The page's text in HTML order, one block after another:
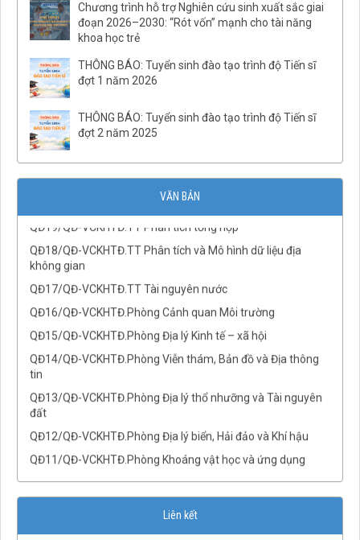
Chương trình hỗ trợ Nghiên cứu sinh xuất sắc giai
đoạn 2026–2030: “Rót vốn” mạnh cho tài năng
khoa học trẻ
THÔNG BÁO: Tuyển sinh đào tạo trình độ Tiến sĩ
đợt 1 năm 2026
THÔNG BÁO: Tuyển sinh đào tạo trình độ Tiến sĩ
đợt 2 năm 2025
VĂN BẢN
QĐ27/QĐ-VCKHTĐ.TT Báo tin động đất và cảnh báo sóng
thần
QĐ25/QĐ-VCKHTĐ.Phòng Địa mạo biển
QĐ24/QĐ-VCKHTĐ.Phòng Địa chất và khoáng sản biển
QĐ23/QĐ-VCKHTĐ.TT Địa môi trường và TBĐCB
QĐ22/QĐ-VCKHTĐ.TT Nghiên cứu ĐVLB
QĐ20/QĐ-VCKHTĐ.TT Quan trắc đa ngành
QĐ19/QĐ-VCKHTĐ.TT Phân tích tổng hợp
không gian
tin
đất
QĐ09/QĐ-VCKHTĐ.Phòng Địa hoá
QĐ08/QĐ-VCKHTĐ.Phòng Địa vật lý
Liên kết